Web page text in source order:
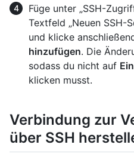
Füge unter „SSH-
Textfeld „Neuen SSH-
und klicke
hinzufügen. Die
sodass du nicht auf
klicken musst.
Verbindung zur
über SSH